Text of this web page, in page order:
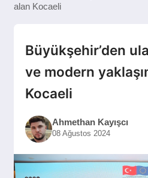
alan Kocaeli
Büyükşehir’den
ve modern
Kocaeli
Ahmethan Kayışcı
08 Ağustos 2024